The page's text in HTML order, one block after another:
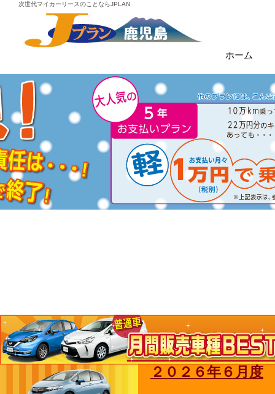
次世代マイカーリースのことならJPLAN
ホーム
２０２６年６月度